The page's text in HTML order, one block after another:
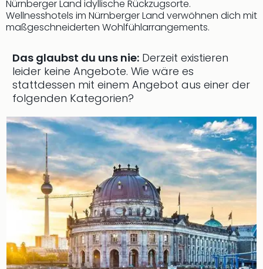
Nürnberger Land idyllische Rückzugsorte.
Wellnesshotels im Nürnberger Land verwöhnen dich mit
maßgeschneiderten Wohlfühlarrangements.
Das glaubst du uns nie: Derzeit existieren
leider keine Angebote. Wie wäre es
stattdessen mit einem Angebot aus einer der
folgenden Kategorien?